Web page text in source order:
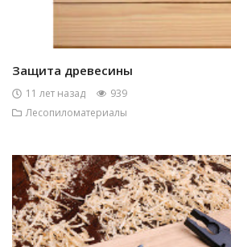
Защита древесины
11 лет назад
939
Лесопиломатериалы